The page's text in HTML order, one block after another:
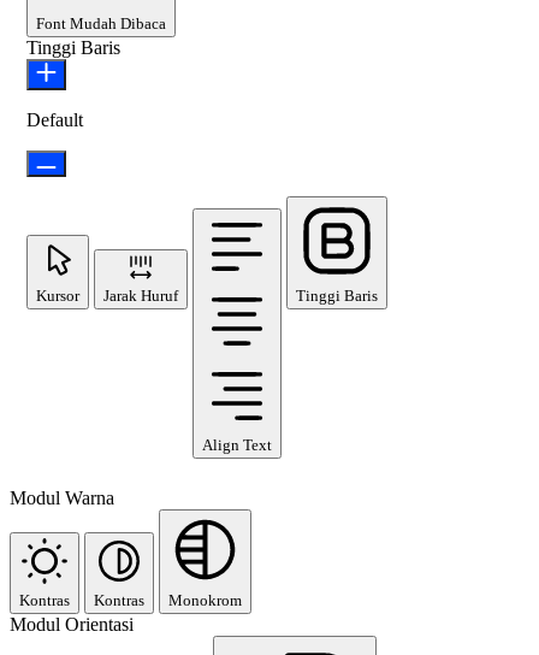
Font Mudah Dibaca
Tinggi Baris
Default
Kursor Jarak Huruf
Align Text
Tinggi Baris
Modul Warna
Kontras Kontras Monokrom
Modul Orientasi